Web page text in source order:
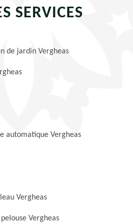
SERVICES
de jardin Vergheas
automatique Vergheas
Vergheas
Vergheas